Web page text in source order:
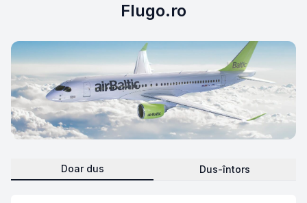
Flugo.ro
Doar dus Dus-întors